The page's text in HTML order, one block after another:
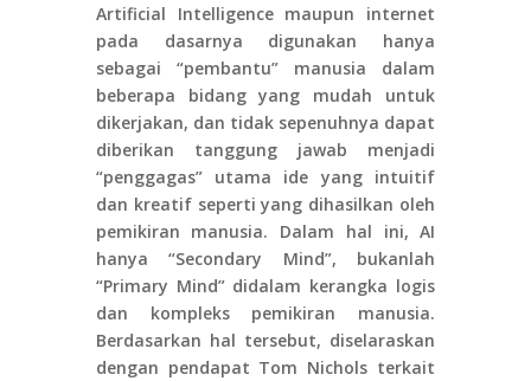
Artificial Intelligence maupun internet
pada dasarnya digunakan hanya
sebagai “pembantu” manusia dalam
beberapa bidang yang mudah untuk
dikerjakan, dan tidak sepenuhnya dapat
diberikan tanggung jawab menjadi
“penggagas” utama ide yang intuitif
dan kreatif seperti yang dihasilkan oleh
pemikiran manusia. Dalam hal ini, AI
hanya “Secondary Mind”, bukanlah
“Primary Mind” didalam kerangka logis
dan kompleks pemikiran manusia.
Berdasarkan hal tersebut, diselaraskan
dengan pendapat Tom Nichols terkait